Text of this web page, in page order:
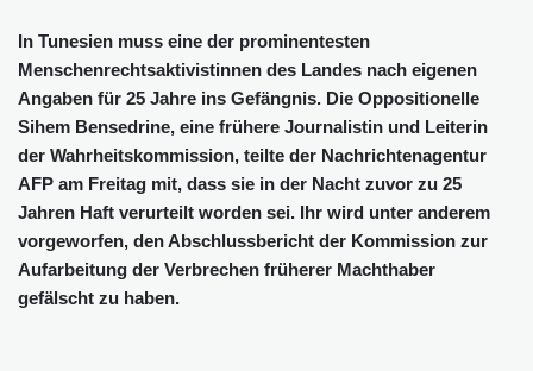
In Tunesien muss eine der prominentesten
Menschenrechtsaktivistinnen des Landes nach eigenen
Angaben für 25 Jahre ins Gefängnis. Die Oppositionelle
Sihem Bensedrine, eine frühere Journalistin und Leiterin
der Wahrheitskommission, teilte der Nachrichtenagentur
AFP am Freitag mit, dass sie in der Nacht zuvor zu 25
Jahren Haft verurteilt worden sei. Ihr wird unter anderem
vorgeworfen, den Abschlussbericht der Kommission zur
Aufarbeitung der Verbrechen früherer Machthaber
gefälscht zu haben.